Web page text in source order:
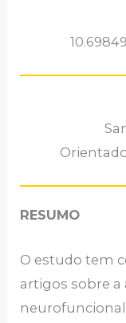
RESUMO
O estudo tem
artigos sobre